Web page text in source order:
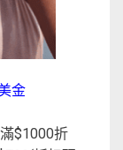
金
$1000折